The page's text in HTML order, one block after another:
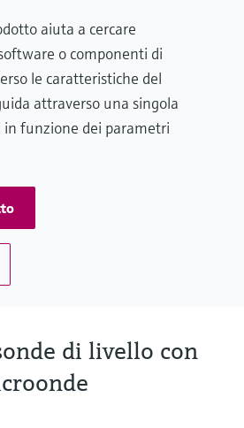
aiuta a cercare
o componenti di
le caratteristiche del
attraverso una singola
funzione dei parametri
di livello con